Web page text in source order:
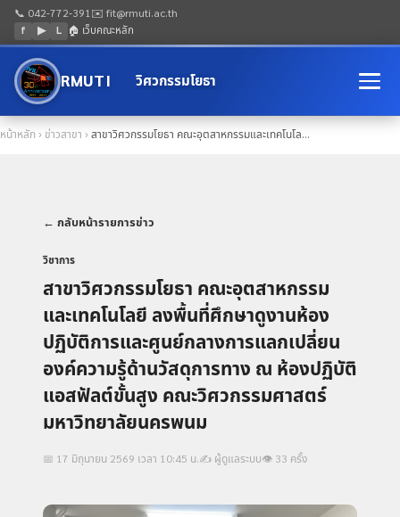
📞 042-772-391✉️ fit@rmuti.ac.th
f ▶ L 🏠 เว็บคณะหลัก
RMUTI วิศวกรรมโยธา
หน้าหลัก › ข่าวสาขา › สาขาวิศวกรรมโยธา คณะอุตสาหกรรมและเทคโนโล...
← กลับหน้ารายการข่าว
วิชาการ
สาขาวิศวกรรมโยธา คณะอุตสาหกรรม
และเทคโนโลยี ลงพื้นที่ศึกษาดูงานห้อง
ปฏิบัติการและศูนย์กลางการแลกเปลี่ยน
องค์ความรู้ด้านวัสดุการทาง ณ ห้องปฏิบัติ
แอสฟัลต์ขั้นสูง คณะวิศวกรรมศาสตร์
มหาวิทยาลัยนครพนม
📅 17 มิถุนายน 2569 เวลา 10:45 น.✍️ ผู้ดูแลระบบ👁 33 ครั้ง